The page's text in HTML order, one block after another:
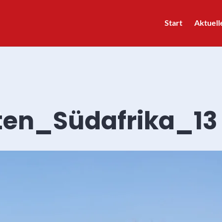
Start